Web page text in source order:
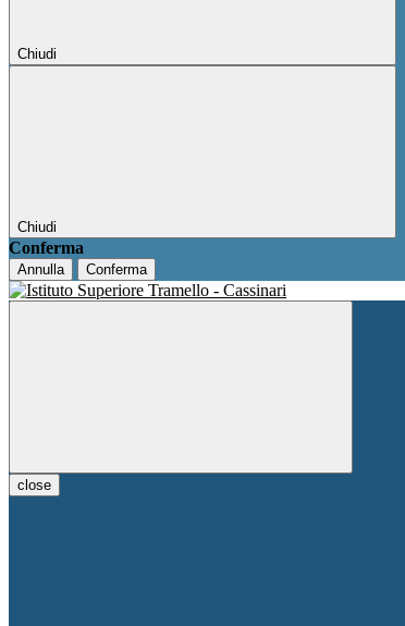
Chiudi
Chiudi
Conferma
Annulla Conferma
close